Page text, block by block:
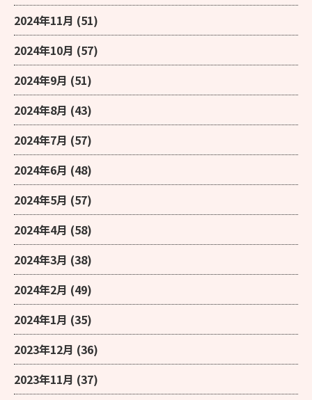
2024年11月 (51)
2024年10月 (57)
2024年9月 (51)
2024年8月 (43)
2024年7月 (57)
2024年6月 (48)
2024年5月 (57)
2024年4月 (58)
2024年3月 (38)
2024年2月 (49)
2024年1月 (35)
2023年12月 (36)
2023年11月 (37)